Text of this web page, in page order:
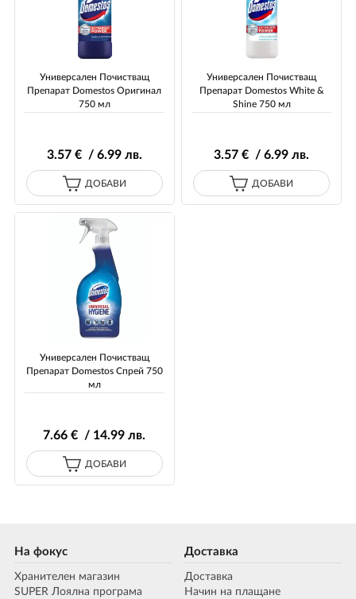
Универсален Почистващ
Препарат Domestos Оригинал
750 мл
3.57€ / 6.99лв.
ДОБАВИ
Универсален Почистващ
Препарат Domestos White &
Shine 750 мл
3.57 € / 6.99 лв.
ДОБАВИ
Универсален Почистващ
Препарат Domestos Спрей 750
мл
7.66 € / 14.99 лв.
ДОБАВИ
На фокус
Хранителен магазин
SUPER Лоялна програма
Доставка
Доставка
Начин на плащане